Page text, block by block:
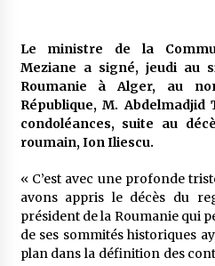
Droit de change :
dédiée aux
1 semaine
En service à
Lancement de la
2 semaines
Affaires
candidatures au
meilleur prêche
Le ministre de la
Meziane a signé, jeudi au
Roumanie à Alger, au
République, M.
condoléances, suite au
roumain, Ion Iliescu.
« C’est avec une profonde
avons appris le décès du
président de la Roumanie qui
de ses sommités historiques
plan dans la définition des